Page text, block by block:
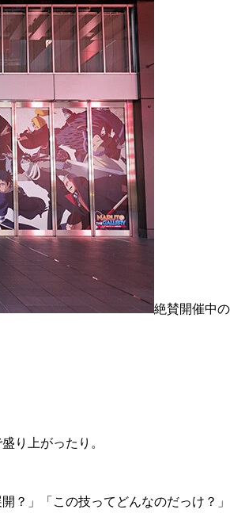
絶賛開催中
り上がったり。
？」「この技ってどんなのだっけ？